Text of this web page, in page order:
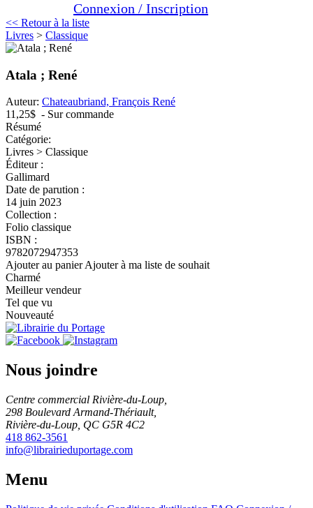
Connexion / Inscription
<< Retour à la liste
Livres > Classique
Atala ; René
Auteur: Chateaubriand, François René
11,25$ - Sur commande
Résumé
Catégorie:
Livres > Classique
Éditeur :
Gallimard
Date de parution :
14 juin 2023
Collection :
Folio classique
ISBN :
9782072947353
Ajouter au panierAjouter à ma liste de souhait
Charmé
Meilleur vendeur
Tel que vu
Nouveauté
Nous joindre
Centre commercial Rivière-du-Loup,
298 Boulevard Armand-Thériault,
Rivière-du-Loup, QC G5R 4C2
418 862-3561
info@librairieduportage.com
Menu